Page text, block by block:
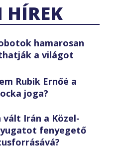
HÍREK
hamarosan
a világot
Rubik Ernőé a
joga?
vált Irán a Közel-
fenyegető